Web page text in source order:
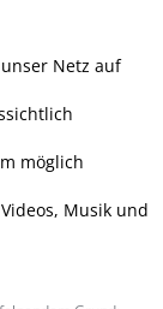
Netz auf
möglich
Musik und